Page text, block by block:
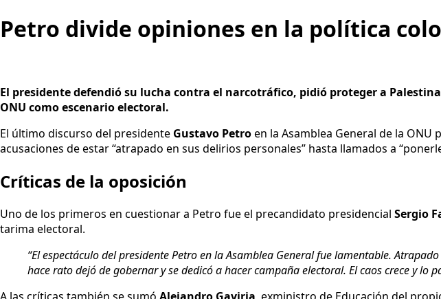
Petro divide opiniones en la política
El presidente defendió su lucha contra el narcotráfico, pidió proteger a
ONU como escenario electoral.
El último discurso del presidente Gustavo Petroen la Asamblea General de la
acusaciones de estar “atrapado en sus delirios personales” hasta llamados a
Críticas de la oposición
Uno de los primeros en cuestionar a Petro fue el precandidato presidencial Sergio
tarima electoral.
“El espectáculo del presidente Petro en la Asamblea General fue lamentable.
hace rato dejó de gobernar y se dedicó a hacer campaña electoral. El caos crece y lo